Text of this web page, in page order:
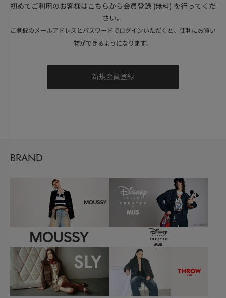
初めてご利用のお客様はこちらから会員登録 (無料) を行ってくだ
さい。
ご登録のメールアドレスとパスワードでログインいただくと、便利にお買い
物ができるようになります。
BRAND